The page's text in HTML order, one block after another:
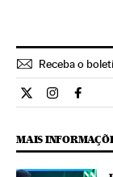
Receba o
Opiniao El País
Opiniao El
MAIS